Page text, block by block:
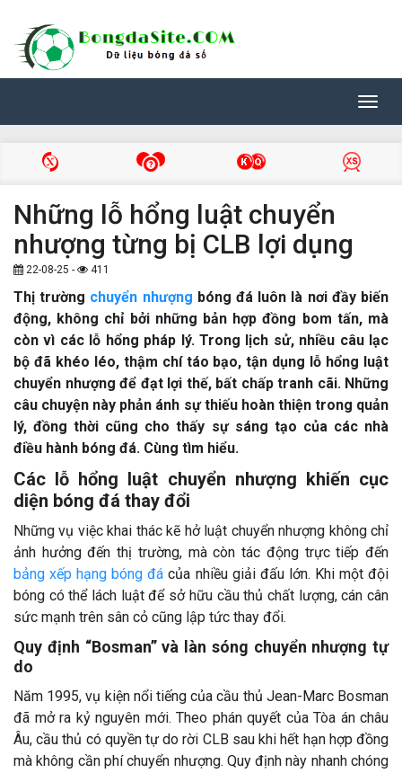
Những lỗ hổng luật chuyển
nhượng từng bị CLB lợi dụng
22-08-25 - 411
Thị trường chuyển nhượng bóng đá luôn là nơi đầy biến
động, không chỉ bởi những bản hợp đồng bom tấn, mà
còn vì các lỗ hổng pháp lý. Trong lịch sử, nhiều câu lạc
bộ đã khéo léo, thậm chí táo bạo, tận dụng lỗ hổng luật
chuyển nhượng để đạt lợi thế, bất chấp tranh cãi. Những
câu chuyện này phản ánh sự thiếu hoàn thiện trong quản
lý, đồng thời cũng cho thấy sự sáng tạo của các nhà
điều hành bóng đá. Cùng tìm hiểu.
Các lỗ hổng luật chuyển nhượng khiến cục
diện bóng đá thay đổi
Những vụ việc khai thác kẽ hở luật chuyển nhượng không chỉ
ảnh hưởng đến thị trường, mà còn tác động trực tiếp đến
bảng xếp hạng bóng đá của nhiều giải đấu lớn. Khi một đội
bóng có thể lách luật để sở hữu cầu thủ chất lượng, cán cân
sức mạnh trên sân cỏ cũng lập tức thay đổi.
Quy định “Bosman” và làn sóng chuyển nhượng tự
do
Năm 1995, vụ kiện nổi tiếng của cầu thủ Jean-Marc Bosman
đã mở ra kỷ nguyên mới. Theo phán quyết của Tòa án châu
Âu, cầu thủ có quyền tự do rời CLB sau khi hết hạn hợp đồng
mà không cần phí chuyển nhượng. Quy định này nhanh chóng